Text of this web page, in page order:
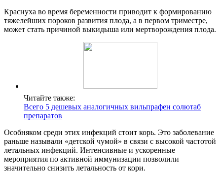
Краснуха во время беременности приводит к формированию
тяжелейших пороков развития плода, а в первом триместре,
может стать причиной выкидыша или мертворождения плода.
Читайте также:
Всего 5 дешевых аналогичных вильпрафен солютаб
препаратов
Особняком среди этих инфекций стоит корь. Это заболевание
раньше называли «детской чумой» в связи с высокой частотой
летальных инфекций. Интенсивные и ускоренные
мероприятия по активной иммунизации позволили
значительно снизить летальность от кори.